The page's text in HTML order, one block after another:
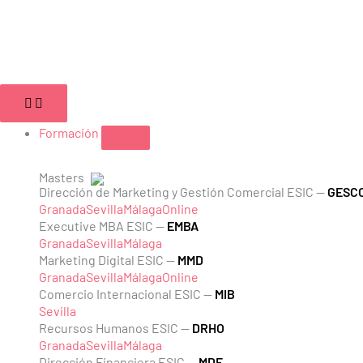
Formación
Masters
Dirección de Marketing y Gestión Comercial ESIC —
GranadaSevillaMálagaOnline
Executive MBA ESIC — EMBA
GranadaSevillaMálaga
Marketing Digital ESIC — MMD
GranadaSevillaMálagaOnline
Comercio Internacional ESIC — MIB
Sevilla
Recursos Humanos ESIC — DRHO
GranadaSevillaMálaga
Cerrar
Abrir